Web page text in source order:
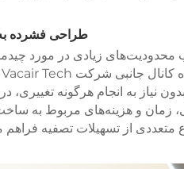
طراحی فشرده
زیادی در مورد چیدمان
نیاز به انجام هرگونه
زمان و هزینه‌های مربوط به
متعددی از تسهیلات تصفیه